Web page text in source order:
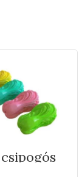
káposzta